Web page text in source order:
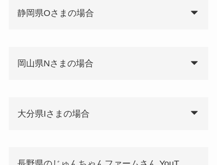
静岡県Oさまの場合
岡山県Nさまの場合
大分県Iさまの場合